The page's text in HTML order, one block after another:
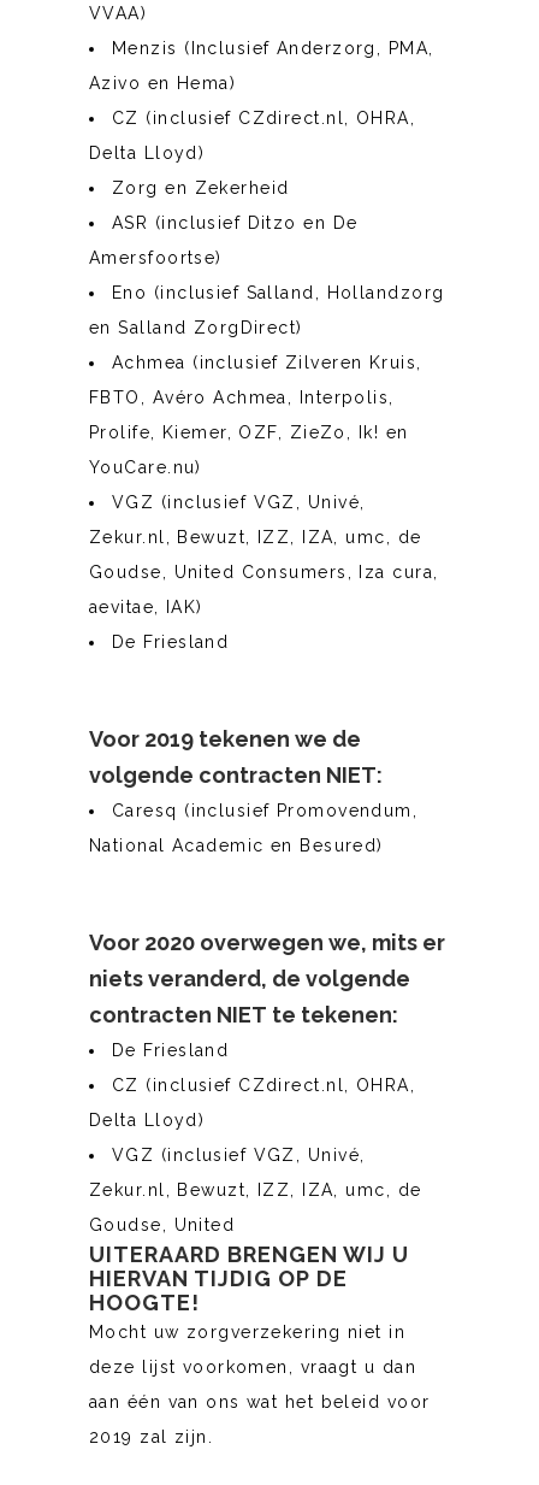
VVAA)
Menzis (Inclusief Anderzorg, PMA,
Azivo en Hema)
CZ (inclusief CZdirect.nl, OHRA,
Delta Lloyd)
Zorg en Zekerheid
ASR (inclusief Ditzo en De
Amersfoortse)
Eno (inclusief Salland, Hollandzorg
en Salland ZorgDirect)
Achmea (inclusief Zilveren Kruis,
FBTO, Avéro Achmea, Interpolis,
Prolife, Kiemer, OZF, ZieZo, Ik! en
YouCare.nu)
VGZ (inclusief VGZ, Univé,
Zekur.nl, Bewuzt, IZZ, IZA, umc, de
Goudse, United Consumers, Iza cura,
aevitae, IAK)
De Friesland
Voor 2019 tekenen we de
volgende contracten NIET:
Caresq (inclusief Promovendum,
National Academic en Besured)
Voor 2020 overwegen we, mits er
niets veranderd, de volgende
contracten NIET te tekenen:
De Friesland
CZ (inclusief CZdirect.nl, OHRA,
Delta Lloyd)
VGZ (inclusief VGZ, Univé,
Zekur.nl, Bewuzt, IZZ, IZA, umc, de
Goudse, United
UITERAARD BRENGEN WIJ U
HIERVAN TIJDIG OP DE
HOOGTE!
Mocht uw zorgverzekering niet in
deze lijst voorkomen, vraagt u dan
aan één van ons wat het beleid voor
2019 zal zijn.